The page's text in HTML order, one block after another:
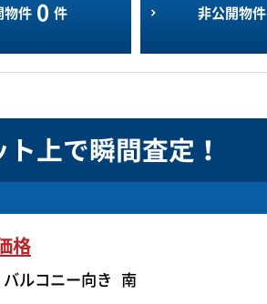
物件 0 件 非公開物件
上で瞬間査定！
格
バルコニー向き 南